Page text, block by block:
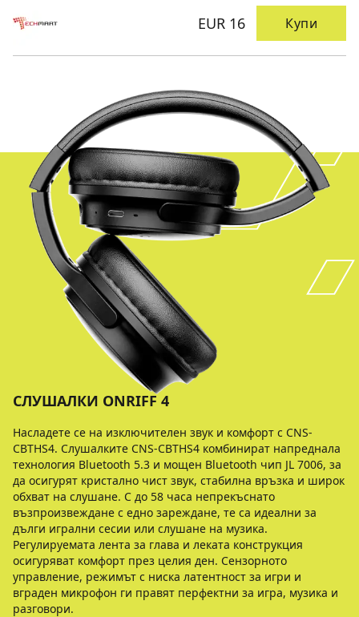
EUR 16
Купи
СЛУШАЛКИ ONRIFF 4
Насладете се на изключителен звук и комфорт с CNS-
CBTHS4. Слушалките CNS-CBTHS4 комбинират напреднала
технология Bluetooth 5.3 и мощен Bluetooth чип JL 7006, за
да осигурят кристално чист звук, стабилна връзка и широк
обхват на слушане. С до 58 часа непрекъснато
възпроизвеждане с едно зареждане, те са идеални за
дълги игрални сесии или слушане на музика.
Регулируемата лента за глава и леката конструкция
осигуряват комфорт през целия ден. Сензорното
управление, режимът с ниска латентност за игри и
вграден микрофон ги правят перфектни за игра, музика и
разговори.